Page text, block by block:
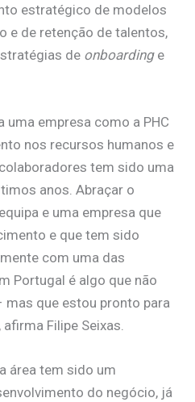
estratégico de modelos
e de retenção de talentos,
de onboardinge
uma empresa como a PHC
nos recursos humanos e
tem sido uma
anos. Abraçar o
e uma empresa que
e que tem sido
com uma das
Portugal é algo que não
mas que estou pronto para
Filipe Seixas.
área tem sido um
do negócio, já